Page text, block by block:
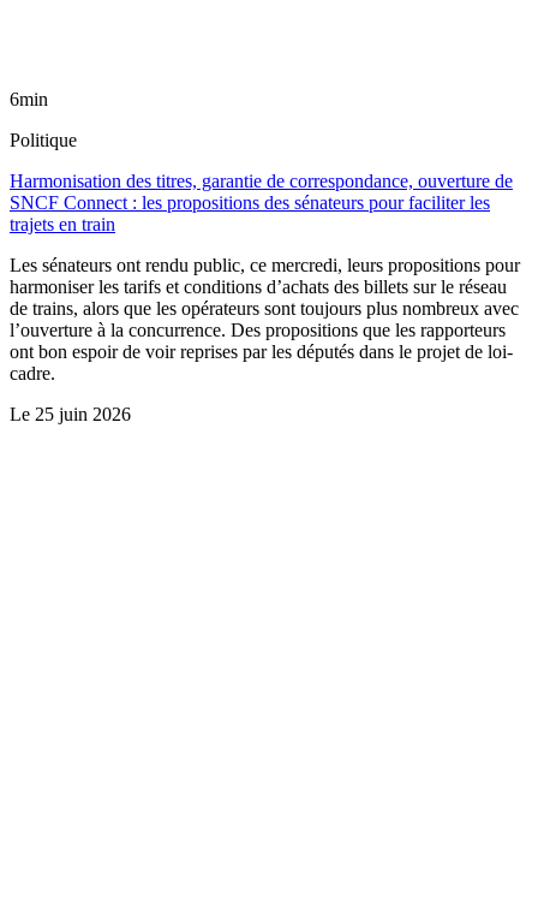
6min
Politique
Harmonisation des titres, garantie de correspondance, ouverture de
SNCF Connect : les propositions des sénateurs pour faciliter les
trajets en train
Les sénateurs ont rendu public, ce mercredi, leurs propositions pour
harmoniser les tarifs et conditions d’achats des billets sur le réseau
de trains, alors que les opérateurs sont toujours plus nombreux avec
l’ouverture à la concurrence. Des propositions que les rapporteurs
ont bon espoir de voir reprises par les députés dans le projet de loi-
cadre.
Le 25 juin 2026